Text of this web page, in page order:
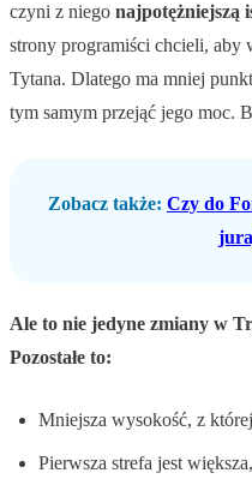
czyni z niego najpotężniejszą
strony programiści chcieli, aby
Tytana. Dlatego ma mniej
tym samym przejąć jego moc.
Zobacz także: Czy do
Ale to nie jedyne zmiany w
Pozostałe to:
Mniejsza wysokość, z
Pierwsza strefa jest większa,